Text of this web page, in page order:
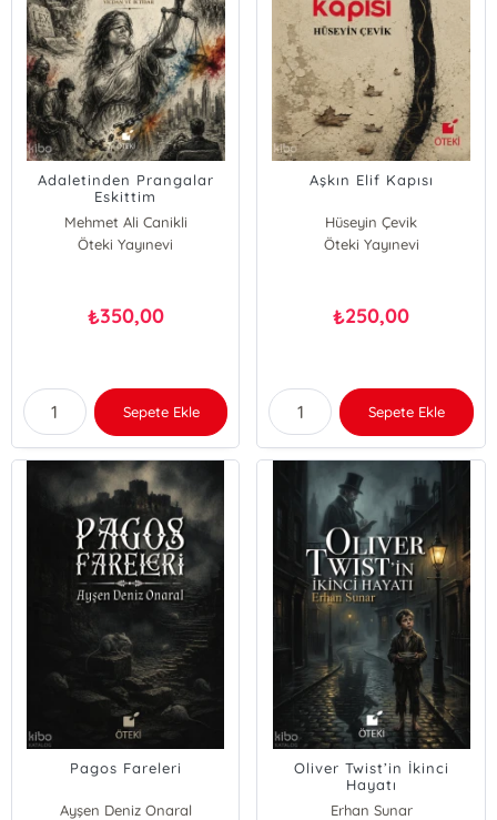
Adaletinden Prangalar
Eskittim
Mehmet Ali Canikli
Öteki Yayınevi
₺350,00
Sepete Ekle
Aşkın Elif Kapısı
Hüseyin Çevik
Öteki Yayınevi
₺250,00
Sepete Ekle
Pagos Fareleri
Ayşen Deniz Onaral
Oliver Twist’in İkinci
Hayatı
Erhan Sunar